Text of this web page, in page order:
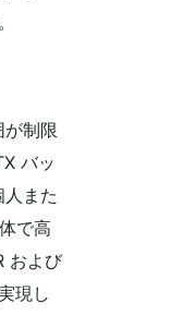
制限
バッ
また
で高
および
現し